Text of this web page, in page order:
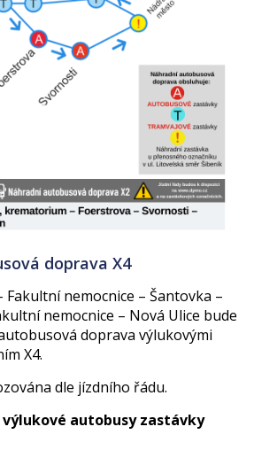
doprava X4
Fakultní nemocnice – Šantovka –
nemocnice – Nová Ulice bude
doprava výlukovými
X4.
dle jízdního řádu.
autobusy zastávky